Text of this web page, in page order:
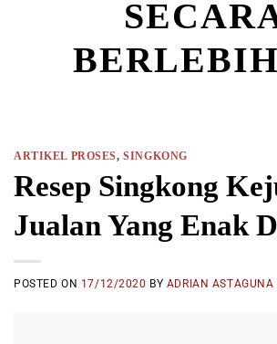
ARTIKEL PROSES,SINGKONG
Resep Singkong
Jualan Yang Enak
POSTED ON 17/12/2020 BY ADRIAN ASTAGUNA